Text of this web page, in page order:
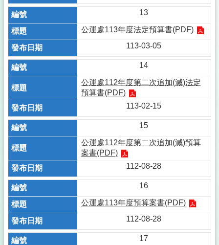
13
公運處113年度法定預算書(PDF)
113-03-05
14
公運處112年度第二次追加(減)法定
預算書(PDF)
113-02-15
15
公運處112年度第二次追加(減)預算
案書(PDF)
112-08-28
16
公運處113年度預算案書(PDF)
112-08-28
17